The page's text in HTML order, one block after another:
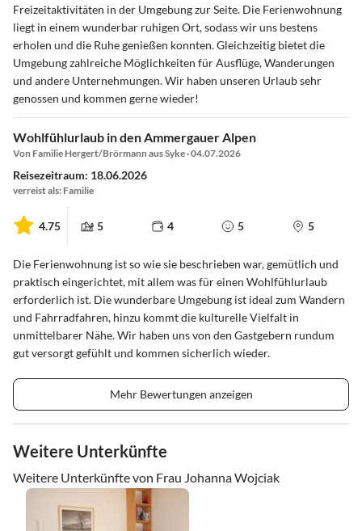
Freizeitaktivitäten in der Umgebung zur Seite. Die Ferienwohnung
liegt in einem wunderbar ruhigen Ort, sodass wir uns bestens
erholen und die Ruhe genießen konnten. Gleichzeitig bietet die
Umgebung zahlreiche Möglichkeiten für Ausflüge, Wanderungen
und andere Unternehmungen. Wir haben unseren Urlaub sehr
genossen und kommen gerne wieder!
Wohlfühlurlaub in den Ammergauer Alpen
Von Familie Hergert/Brörmann aus Syke · 04.07.2026
Reisezeitraum: 18.06.2026
verreist als: Familie
4.75 5 4 5 5
Die Ferienwohnung ist so wie sie beschrieben war, gemütlich und
praktisch eingerichtet, mit allem was für einen Wohlfühlurlaub
erforderlich ist. Die wunderbare Umgebung ist ideal zum Wandern
und Fahrradfahren, hinzu kommt die kulturelle Vielfalt in
unmittelbarer Nähe. Wir haben uns von den Gastgebern rundum
gut versorgt gefühlt und kommen sicherlich wieder.
Mehr Bewertungen anzeigen
Weitere Unterkünfte
Weitere Unterkünfte von Frau Johanna Wojciak